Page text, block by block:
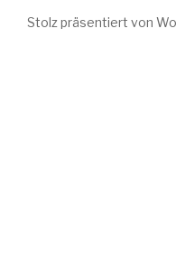
Stolz präsentiert von